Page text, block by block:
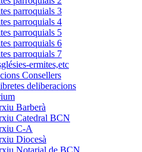
parroquials 3
parroquials 4
parroquials 5
parroquials 6
parroquials 7
ermites,etc
Consellers
deliberacions
Barberà
Catedral BCN
C-A
Diocesà
Notarial de BCN